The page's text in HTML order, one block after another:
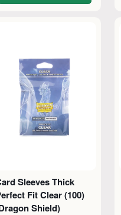
Sleeves Thick
Fit Clear (100)
Shield)